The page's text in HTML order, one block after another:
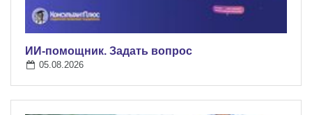
ИИ-помощник. Задать вопрос
05.08.2026